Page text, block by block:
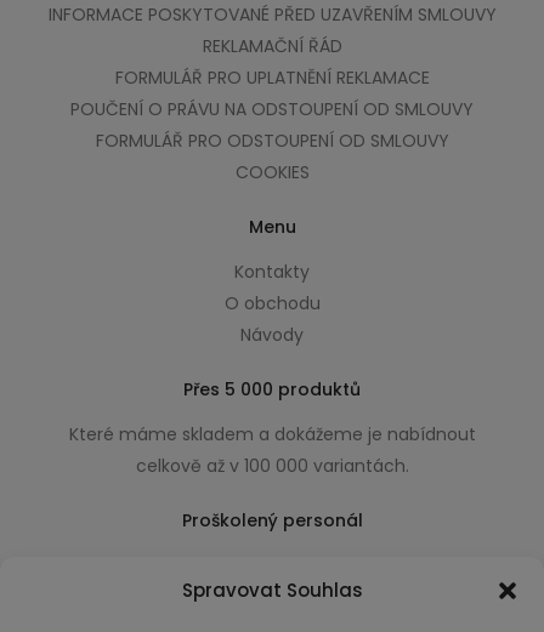
Spravovat Souhlas
INFORMACE POSKYTOVANÉ PŘED UZAVŘENÍM SMLOUVY
REKLAMAČNÍ ŘÁD
FORMULÁŘ PRO UPLATNĚNÍ REKLAMACE
POUČENÍ O PRÁVU NA ODSTOUPENÍ OD SMLOUVY
FORMULÁŘ PRO ODSTOUPENÍ OD SMLOUVY
COOKIES
Menu
Kontakty
O obchodu
Návody
Přes 5 000 produktů
Které máme skladem a dokážeme je nabídnout
celkově až v 100 000 variantách.
Proškolený personál
usnadňující nákup.